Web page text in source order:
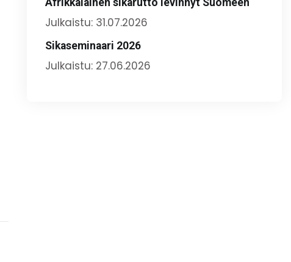
Afrikkalainen sikarutto levinnyt Suomeen
Julkaistu: 31.07.2026
Sikaseminaari 2026
Julkaistu: 27.06.2026